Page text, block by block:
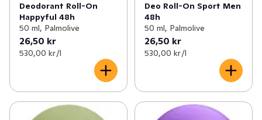
Deodorant Roll-On
Happyful 48h
50 ml, Palmolive
26,50 kr
530,00 kr /l
Deo Roll-On Sport Men
48h
50 ml, Palmolive
26,50 kr
530,00 kr /l